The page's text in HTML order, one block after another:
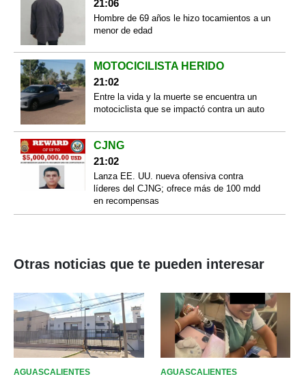
21:06
Hombre de 69 años le hizo tocamientos a un
menor de edad
MOTOCICILISTA HERIDO
21:02
Entre la vida y la muerte se encuentra un
motociclista que se impactó contra un auto
CJNG
21:02
Lanza EE. UU. nueva ofensiva contra
líderes del CJNG; ofrece más de 100 mdd
en recompensas
Otras noticias que te pueden interesar
AGUASCALIENTES AGUASCALIENTES